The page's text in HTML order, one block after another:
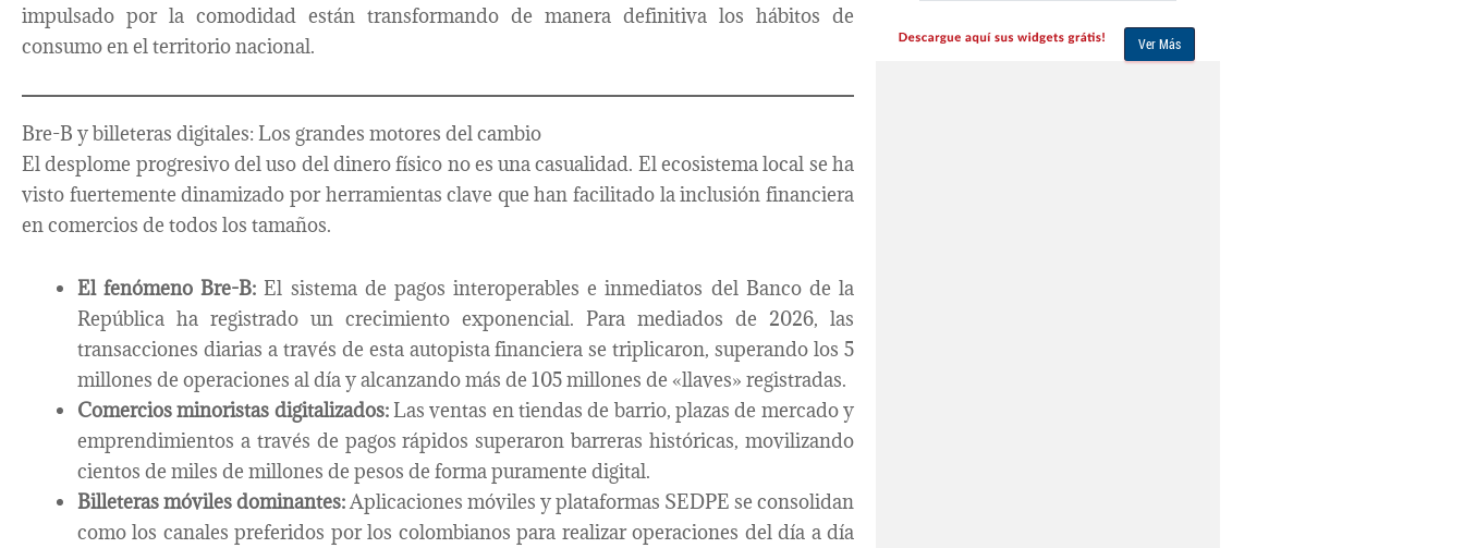
impulsado por la comodidad están transformando de manera definitiva los hábitos de
consumo en el territorio nacional.
Bre-B y billeteras digitales: Los grandes motores del cambio
El desplome progresivo del uso del dinero físico no es una casualidad. El ecosistema local se ha
visto fuertemente dinamizado por herramientas clave que han facilitado la inclusión financiera
en comercios de todos los tamaños.
El fenómeno Bre-B: El sistema de pagos interoperables e inmediatos del Banco de la
República ha registrado un crecimiento exponencial. Para mediados de 2026, las
transacciones diarias a través de esta autopista financiera se triplicaron, superando los 5
millones de operaciones al día y alcanzando más de 105 millones de «llaves» registradas.
Comercios minoristas digitalizados:Las ventas en tiendas de barrio, plazas de mercado y
emprendimientos a través de pagos rápidos superaron barreras históricas, movilizando
cientos de miles de millones de pesos de forma puramente digital.
Billeteras móviles dominantes:Aplicaciones móviles y plataformas SEDPE se consolidan
como los canales preferidos por los colombianos para realizar operaciones del día a día